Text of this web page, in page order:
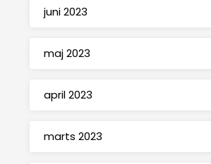
juni 2023
maj 2023
april 2023
marts 2023